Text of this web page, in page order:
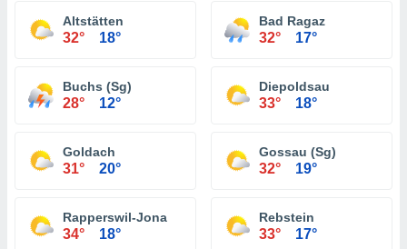
Altstätten
32° 18°
Bad Ragaz
32° 17°
Buchs (Sg)
28° 12°
Diepoldsau
33° 18°
Goldach
31° 20°
Gossau (Sg)
32° 19°
Rapperswil-Jona
34° 18°
Rebstein
33° 17°